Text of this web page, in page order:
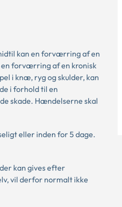
kan en forværring af en
forværring af en kronisk
i knæ, ryg og skulder, kan
i forhold til en
skade. Hændelserne skal
eller inden for 5 dage.
kan gives efter
vil derfor normalt ikke